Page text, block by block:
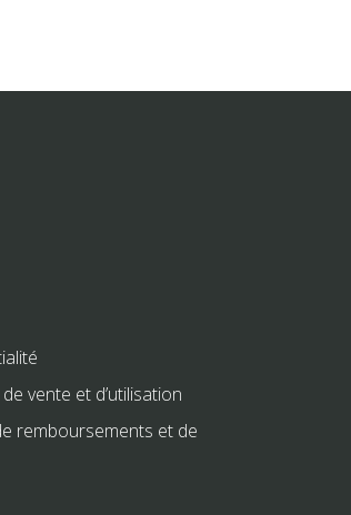
vente et d’utilisation
remboursements et de